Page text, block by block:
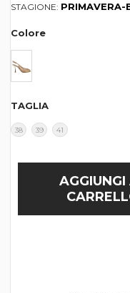
STAGIONE: PRIMAVERA-
Colore
TAGLIA
38 39 41
AGGIUNGI